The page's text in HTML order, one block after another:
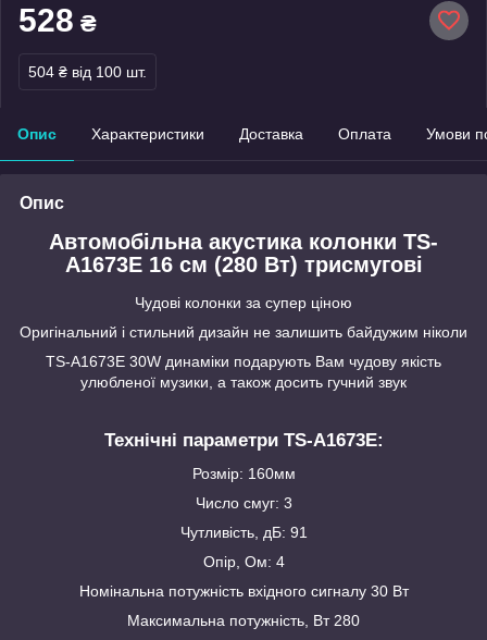
528 ₴
504 ₴ від 100 шт.
Опис Характеристики Доставка Оплата Умови
Опис
Автомобільна акустика колонки TS-
A1673E 16 см (280 Вт) трисмугові
Чудові колонки за супер ціною
Оригінальний і стильний дизайн не залишить байдужим ніколи
TS-A1673E 30W динаміки подарують Вам чудову якість
улюбленої музики, а також досить гучний звук
Технічні параметри TS-A1673E:
Розмір: 160мм
Число смуг: 3
Чутливість, дБ: 91
Опір, Ом: 4
Номінальна потужність вхідного сигналу 30 Вт
Максимальна потужність, Вт 280